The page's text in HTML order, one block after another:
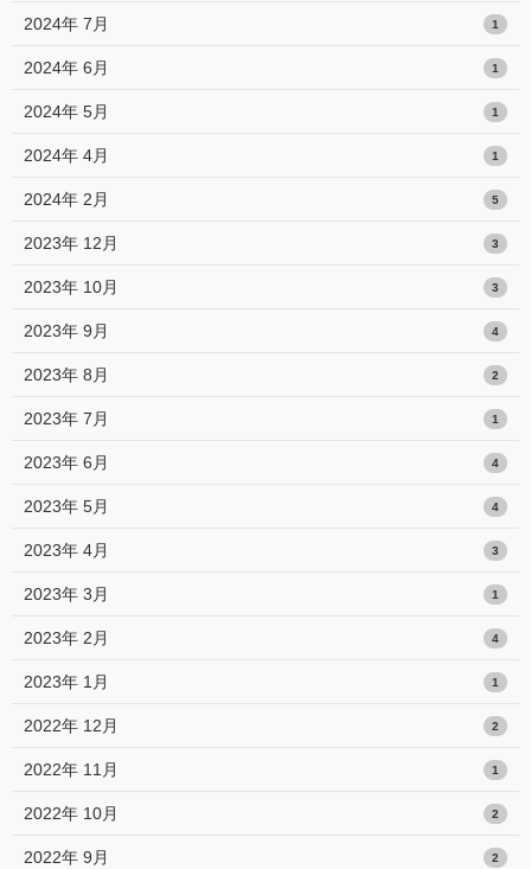
2024年 7月 1
2024年 6月 1
2024年 5月 1
2024年 4月 1
2024年 2月 5
2023年 12月 3
2023年 10月 3
2023年 9月 4
2023年 8月 2
2023年 7月 1
2023年 6月 4
2023年 5月 4
2023年 4月 3
2023年 3月 1
2023年 2月 4
2023年 1月 1
2022年 12月 2
2022年 11月 1
2022年 10月 2
2022年 9月 2